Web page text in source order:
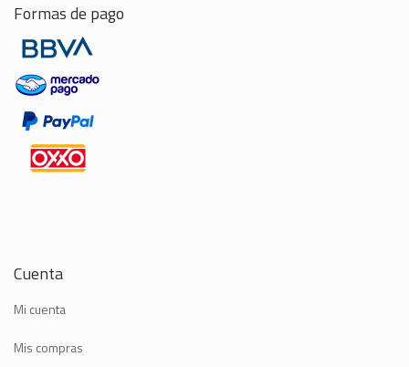
Formas de pago
Cuenta
Mi cuenta
Mis compras